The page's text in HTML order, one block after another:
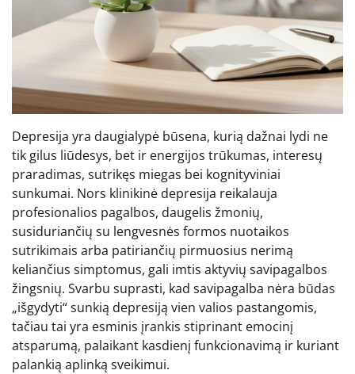
Depresija yra daugialypė būsena, kurią dažnai lydi ne
tik gilus liūdesys, bet ir energijos trūkumas, interesų
praradimas, sutrikęs miegas bei kognityviniai
sunkumai. Nors klinikinė depresija reikalauja
profesionalios pagalbos, daugelis žmonių,
susiduriančių su lengvesnės formos nuotaikos
sutrikimais arba patiriančių pirmuosius nerimą
keliančius simptomus, gali imtis aktyvių savipagalbos
žingsnių. Svarbu suprasti, kad savipagalba nėra būdas
„išgydyti“ sunkią depresiją vien valios pastangomis,
tačiau tai yra esminis įrankis stiprinant emocinį
atsparumą, palaikant kasdienį funkcionavimą ir kuriant
palankią aplinką sveikimui.